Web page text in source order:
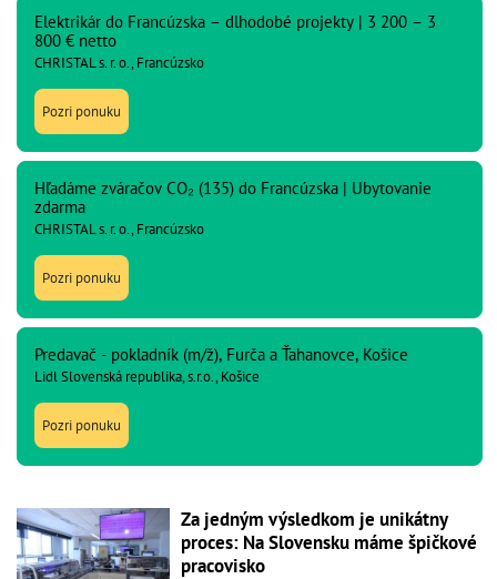
Elektrikár do Francúzska – dlhodobé projekty | 3 200 – 3
800 € netto
CHRISTAL s. r. o., Francúzsko
Pozri ponuku
Hľadáme zváračov CO₂ (135) do Francúzska | Ubytovanie
zdarma
CHRISTAL s. r. o., Francúzsko
Pozri ponuku
Predavač - pokladník (m/ž), Furča a Ťahanovce, Košice
Lidl Slovenská republika, s.r.o., Košice
Pozri ponuku
Za jedným výsledkom je unikátny
proces: Na Slovensku máme špičkové
pracovisko